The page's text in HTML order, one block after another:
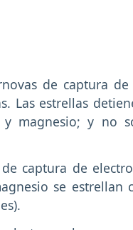
de captura
Las estrellas
magnesio; y no
captura de
se estrellan